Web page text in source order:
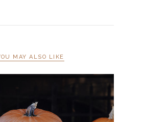
MAY ALSO LIKE